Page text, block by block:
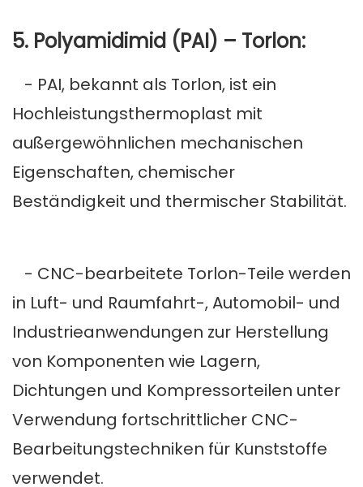
5. Polyamidimid (PAI) – Torlon:
- PAI, bekannt als Torlon, ist ein
Hochleistungsthermoplast mit
außergewöhnlichen mechanischen
Eigenschaften, chemischer
Beständigkeit und thermischer Stabilität.
- CNC-bearbeitete Torlon-Teile werden
in Luft- und Raumfahrt-, Automobil- und
Industrieanwendungen zur Herstellung
von Komponenten wie Lagern,
Dichtungen und Kompressorteilen unter
Verwendung fortschrittlicher CNC-
Bearbeitungstechniken für Kunststoffe
verwendet.